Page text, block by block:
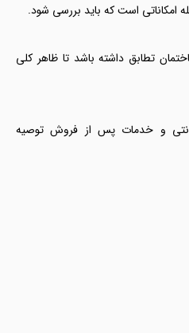
امکاناتی است که باید بررسی شود.
تطابق داشته باشد تا ظاهر کلی
و خدمات پس از فروش توصیه